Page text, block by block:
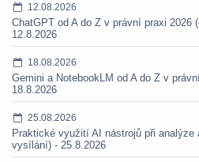
12.08.2026
ChatGPT od A do Z v právní praxi 2026
12.8.2026
18.08.2026
Gemini a NotebookLM od A do Z v
18.8.2026
25.08.2026
Praktické využití AI nástrojů při
vysílání) - 25.8.2026